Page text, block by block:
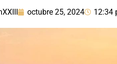
octubre 25, 2024 12:34